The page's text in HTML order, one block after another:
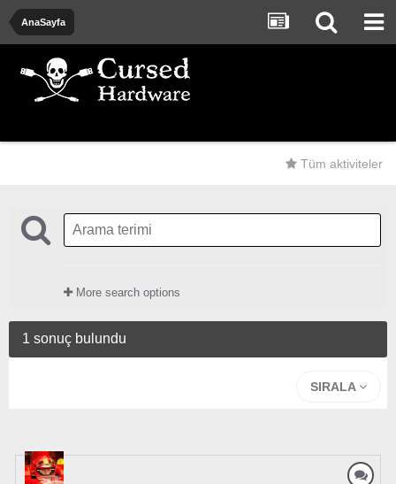
AnaSayfa
Tüm aktiviteler
More search options
1 sonuç bulundu
SIRALA